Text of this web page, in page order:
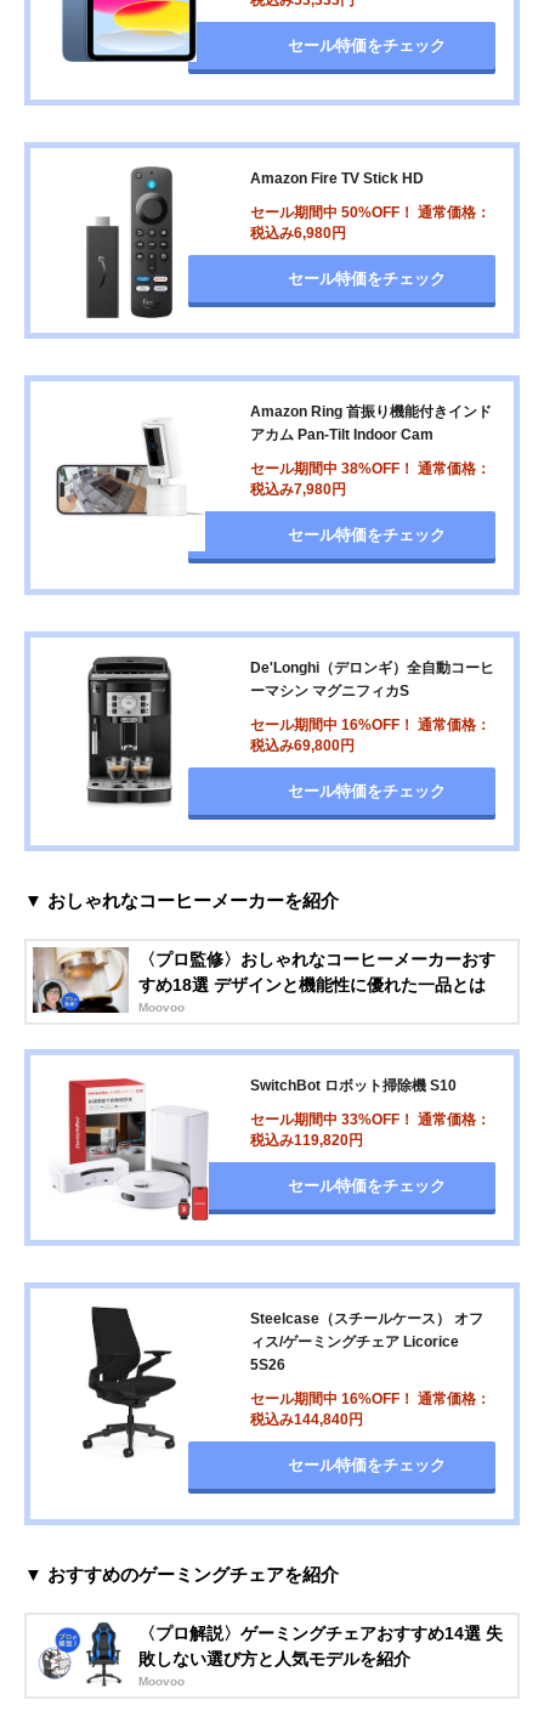
セール特価をチェック
Amazon Fire TV Stick HD
セール期間中 50%OFF！ 通常価格：
税込み6,980円
セール特価をチェック
Amazon Ring 首振り機能付きインド
アカム Pan-Tilt Indoor Cam
セール期間中 38%OFF！ 通常価格：
税込み7,980円
セール特価をチェック
De'Longhi（デロンギ）全自動コーヒ
ーマシン マグニフィカS
セール期間中 16%OFF！ 通常価格：
税込み69,800円
セール特価をチェック
▼ おしゃれなコーヒーメーカーを紹介
〈プロ監修〉おしゃれなコーヒーメーカーおす
すめ18選 デザインと機能性に優れた一品とは
Moovoo
SwitchBot ロボット掃除機 S10
セール期間中 33%OFF！ 通常価格：
税込み119,820円
セール特価をチェック
Steelcase（スチールケース） オフ
ィス/ゲーミングチェア Licorice
5S26
セール期間中 16%OFF！ 通常価格：
税込み144,840円
セール特価をチェック
▼ おすすめのゲーミングチェアを紹介
〈プロ解説〉ゲーミングチェアおすすめ14選 失
敗しない選び方と人気モデルを紹介
Moovoo